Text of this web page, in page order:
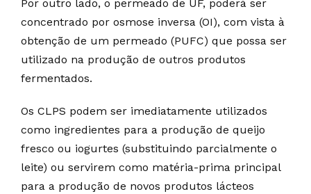
Por outro lado, o permeado de UF, poderá ser
concentrado por osmose inversa (OI), com vista à
obtenção de um permeado (PUFC) que possa ser
utilizado na produção de outros produtos
fermentados.
Os CLPS podem ser imediatamente utilizados
como ingredientes para a produção de queijo
fresco ou iogurtes (substituindo parcialmente o
leite) ou servirem como matéria-prima principal
para a produção de novos produtos lácteos